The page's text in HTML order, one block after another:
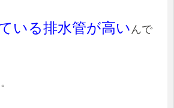
いる排水管が高い んで